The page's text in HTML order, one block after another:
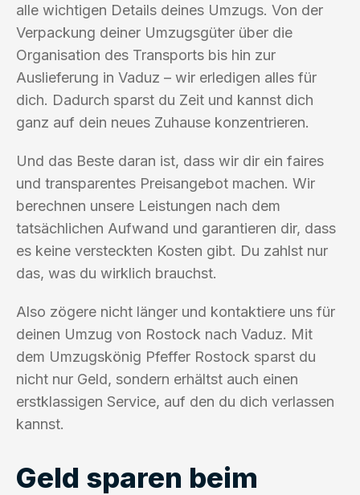
alle wichtigen Details deines Umzugs. Von der
Verpackung deiner Umzugsgüter über die
Organisation des Transports bis hin zur
Auslieferung in Vaduz – wir erledigen alles für
dich. Dadurch sparst du Zeit und kannst dich
ganz auf dein neues Zuhause konzentrieren.
Und das Beste daran ist, dass wir dir ein faires
und transparentes Preisangebot machen. Wir
berechnen unsere Leistungen nach dem
tatsächlichen Aufwand und garantieren dir, dass
es keine versteckten Kosten gibt. Du zahlst nur
das, was du wirklich brauchst.
Also zögere nicht länger und kontaktiere uns für
deinen Umzug von Rostock nach Vaduz. Mit
dem Umzugskönig Pfeffer Rostock sparst du
nicht nur Geld, sondern erhältst auch einen
erstklassigen Service, auf den du dich verlassen
kannst.
Geld sparen beim